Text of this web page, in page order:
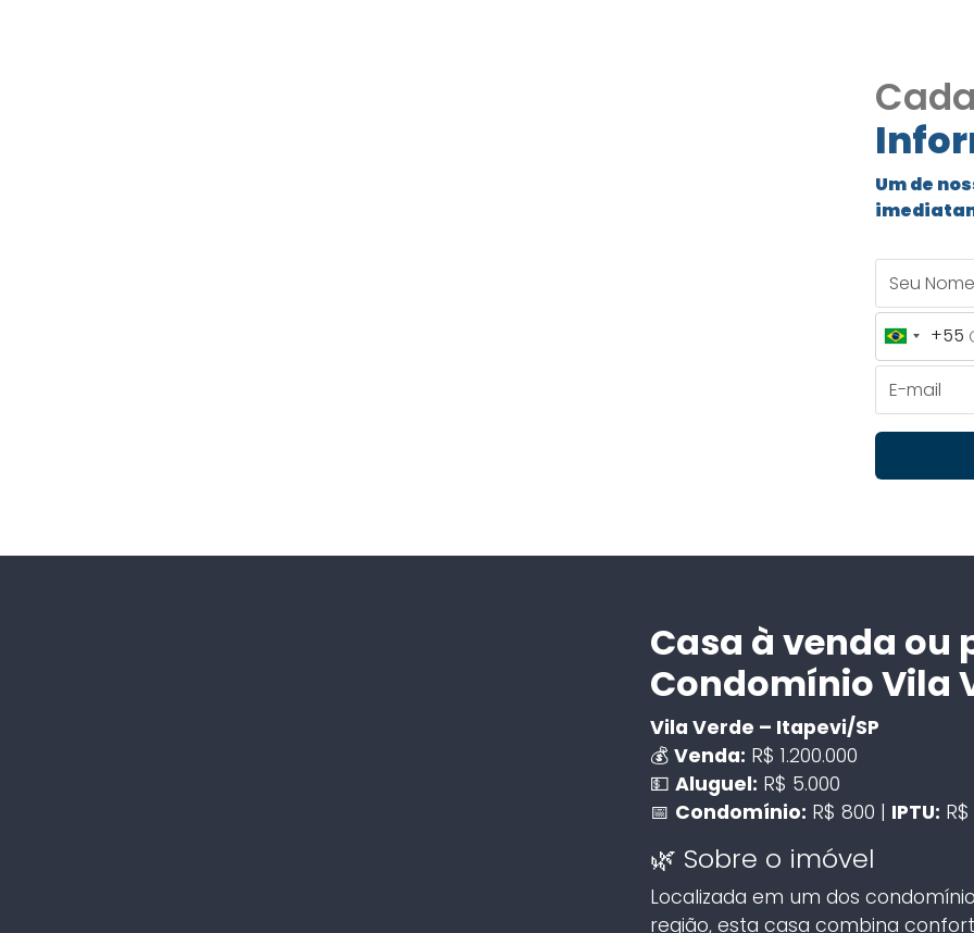
Um de
Brazil
+55
+55
Casa à venda ou
Condomínio Vila
Vila Verde – Itapevi/SP
💰 Venda: R$ 1.200.000
💵 Aluguel: R$ 5.000
📅 Condomínio: R$ 800 | IPTU:
🌿 Sobre o imóvel
Localizada em um dos
região, esta casa combina